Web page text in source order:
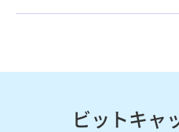
ビットキャ